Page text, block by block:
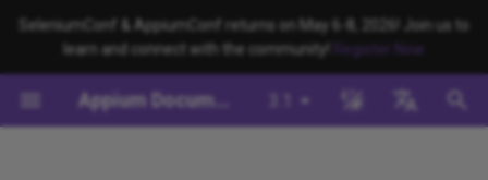
SeleniumConf & AppiumConf returns on May 6-8, 2026! Join us to
learn and connect with the community!
Register Now
键
入